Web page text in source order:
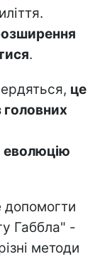
.
це
головних
еволюцію
допомогти
Габбла" -
методи